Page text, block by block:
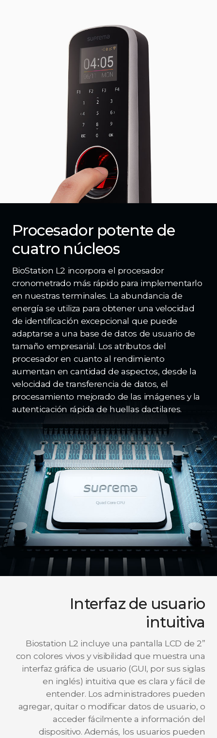
Procesador potente de
cuatro núcleos
BioStation L2 incorpora el procesador
cronometrado más rápido para implementarlo
en nuestras terminales. La abundancia de
energía se utiliza para obtener una velocidad
de identificación excepcional que puede
adaptarse a una base de datos de usuario de
tamaño empresarial. Los atributos del
procesador en cuanto al rendimiento
aumentan en cantidad de aspectos, desde la
velocidad de transferencia de datos, el
procesamiento mejorado de las imágenes y la
autenticación rápida de huellas dactilares.
Interfaz de usuario
intuitiva
Biostation L2 incluye una pantalla LCD de 2”
con colores vivos y visibilidad que muestra una
interfaz gráfica de usuario (GUI, por sus siglas
en inglés) intuitiva que es clara y fácil de
entender. Los administradores pueden
agregar, quitar o modificar datos de usuario, o
acceder fácilmente a información del
dispositivo. Además, los usuarios pueden